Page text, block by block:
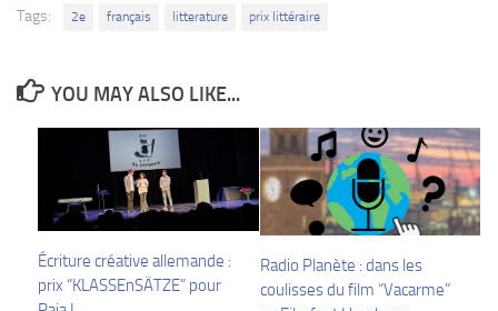
Tags: 2e français litterature prix littéraire
YOU MAY ALSO LIKE...
Écriture créative allemande :
prix “KLASSEnSÄTZE” pour
Radio Planète : dans les
coulisses du film “Vacarme”